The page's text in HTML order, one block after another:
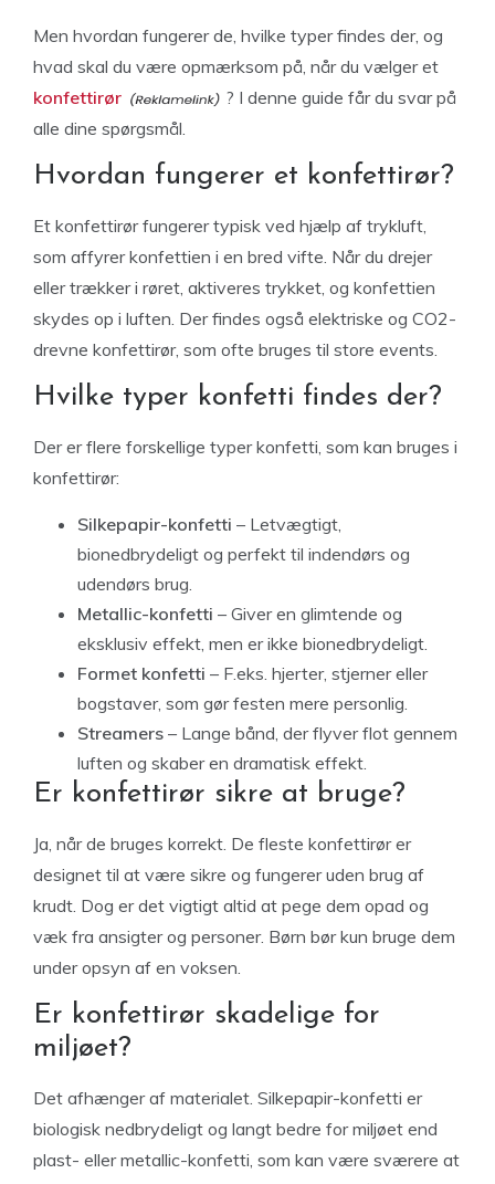
Men hvordan fungerer de, hvilke typer findes der, og
hvad skal du være opmærksom på, når du vælger et
konfettirør
? I denne guide får du svar på
alle dine spørgsmål.
Hvordan fungerer et konfettirør?
Et konfettirør fungerer typisk ved hjælp af trykluft,
som affyrer konfettien i en bred vifte. Når du drejer
eller trækker i røret, aktiveres trykket, og konfettien
skydes op i luften. Der findes også elektriske og CO2-
drevne konfettirør, som ofte bruges til store events.
Hvilke typer konfetti findes der?
Der er flere forskellige typer konfetti, som kan bruges i
konfettirør:
Silkepapir-konfetti – Letvægtigt,
bionedbrydeligt og perfekt til indendørs og
udendørs brug.
Metallic-konfetti – Giver en glimtende og
eksklusiv effekt, men er ikke bionedbrydeligt.
Formet konfetti – F.eks. hjerter, stjerner eller
bogstaver, som gør festen mere personlig.
Streamers – Lange bånd, der flyver flot gennem
luften og skaber en dramatisk effekt.
Er konfettirør sikre at bruge?
Ja, når de bruges korrekt. De fleste konfettirør er
designet til at være sikre og fungerer uden brug af
krudt. Dog er det vigtigt altid at pege dem opad og
væk fra ansigter og personer. Børn bør kun bruge dem
under opsyn af en voksen.
Er konfettirør skadelige for
miljøet?
Det afhænger af materialet. Silkepapir-konfetti er
biologisk nedbrydeligt og langt bedre for miljøet end
plast- eller metallic-konfetti, som kan være sværere at